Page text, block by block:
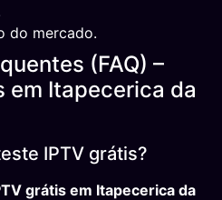
do mercado.
(FAQ) –
em Itapecerica da
IPTV grátis?
grátis em Itapecerica da